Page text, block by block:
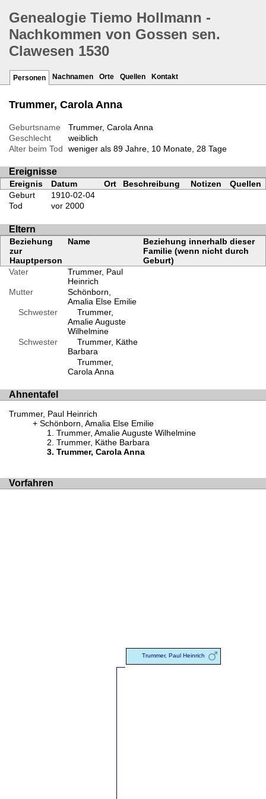
Genealogie Tiemo Hollmann -
Nachkommen von Gossen sen.
Clawesen 1530
Personen Nachnamen Orte Quellen Kontakt
Trummer, Carola Anna
Geburtsname
Trummer, Carola Anna
Geschlecht
weiblich
Alter beim Tod
weniger als 89 Jahre, 10 Monate, 28 Tage
Ereignisse
Ereignis Datum Ort Beschreibung Notizen
Quellen
Geburt
1910-02-04
Tod
vor 2000
Eltern
Beziehung
zur
Hauptperson
Name
Beziehung innerhalb dieser
Familie (wenn nicht durch
Geburt)
Vater
Trummer, Paul
Heinrich
Mutter
Schönborn,
Amalia Else Emilie
Schwester
Trummer,
Amalie Auguste
Wilhelmine
Schwester
Trummer, Käthe
Barbara
Trummer,
Carola Anna
Ahnentafel
Trummer, Paul Heinrich
Schönborn, Amalia Else Emilie
Trummer, Amalie Auguste Wilhelmine
Trummer, Käthe Barbara
Trummer, Carola Anna
Vorfahren
Trummer, Paul Heinrich